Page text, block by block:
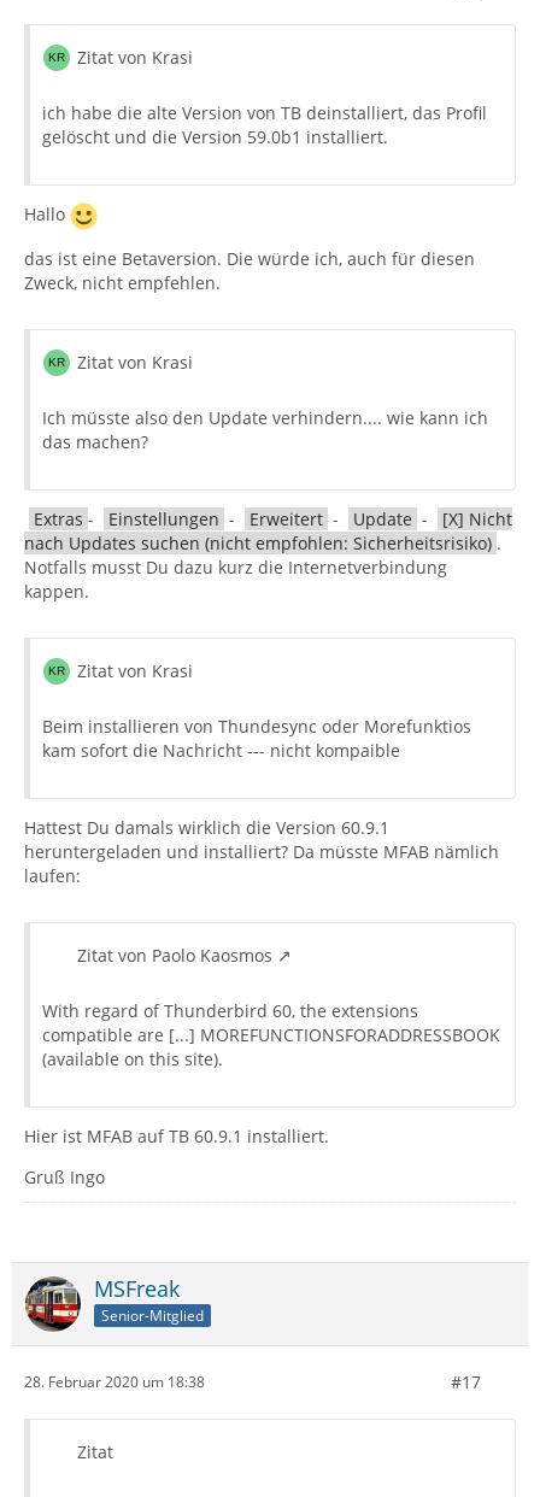
Zitat von Krasi
ich habe die alte Version von TB deinstalliert, das Profil
gelöscht und die Version 59.0b1 installiert.
Hallo
das ist eine Betaversion. Die würde ich, auch für diesen
Zweck, nicht empfehlen.
Zitat von Krasi
Ich müsste also den Update verhindern.... wie kann ich
das machen?
Extras - Einstellungen - Erweitert - Update -
[X] Nicht
nach Updates suchen (nicht empfohlen: Sicherheitsrisiko) .
Notfalls musst Du dazu kurz die Internetverbindung
kappen.
Zitat von Krasi
Beim installieren von Thundesync oder Morefunktios
kam sofort die Nachricht --- nicht kompaible
Hattest Du damals wirklich die Version 60.9.1
heruntergeladen und installiert? Da müsste MFAB nämlich
laufen:
Zitat von Paolo Kaosmos
With regard of Thunderbird 60, the extensions
compatible are [...] MOREFUNCTIONSFORADDRESSBOOK
(available on this site).
Hier ist MFAB auf TB 60.9.1 installiert.
Gruß Ingo
MSFreak
Senior-Mitglied
28. Februar 2020 um 18:38 #17
Zitat